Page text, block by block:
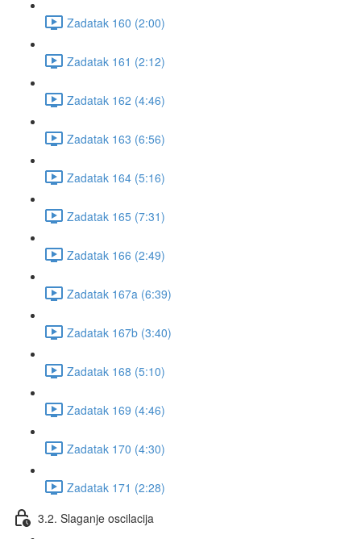
Zadatak 160 (2:00)
Zadatak 161 (2:12)
Zadatak 162 (4:46)
Zadatak 163 (6:56)
Zadatak 164 (5:16)
Zadatak 165 (7:31)
Zadatak 166 (2:49)
Zadatak 167a (6:39)
Zadatak 167b (3:40)
Zadatak 168 (5:10)
Zadatak 169 (4:46)
Zadatak 170 (4:30)
Zadatak 171 (2:28)
3.2. Slaganje oscilacija